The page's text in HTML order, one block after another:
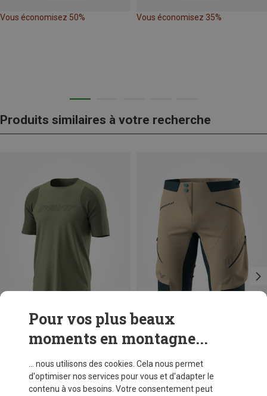
Vous économisez 50% Vous économisez 35%
Produits similaires à votre recherche
Vous économisez 50% Vous économisez 35%
Pour vos plus beaux
moments en montagne...
... nous utilisons des cookies. Cela nous permet
d'optimiser nos services pour vous et d'adapter le
contenu à vos besoins. Votre consentement peut